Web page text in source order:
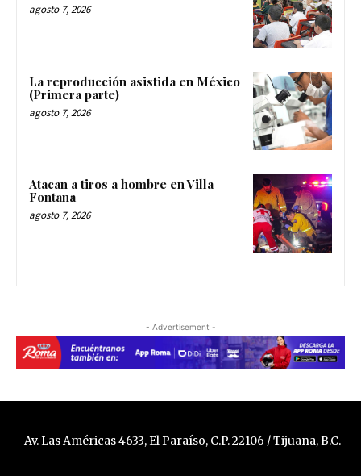
agosto 7, 2026
La reproducción asistida en México
(Primera parte)
agosto 7, 2026
Atacan a tiros a hombre en Villa
Fontana
agosto 7, 2026
- Advertisement -
Av. Las Américas 4633, El Paraíso, C.P. 22106 / Tijuana, B.C.